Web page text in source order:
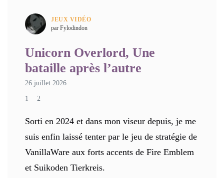
JEUX VIDÉO
par Fylodindon
Unicorn Overlord, Une
bataille après l’autre
26 juillet 2026
1 2
Sorti en 2024 et dans mon viseur depuis, je me
suis enfin laissé tenter par le jeu de stratégie de
VanillaWare aux forts accents de Fire Emblem
et Suikoden Tierkreis.